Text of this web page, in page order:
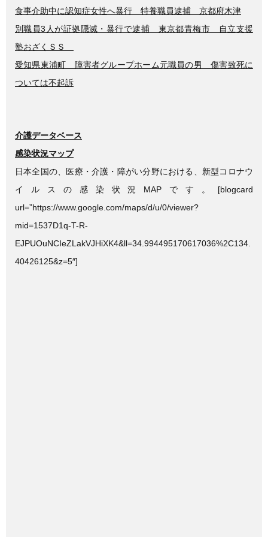
食事介助中に認知症女性へ暴行 特養職員逮捕 京都府木津
別職員3人が証拠隠滅・暴行で逮捕 東京都青梅市 自立支援
塾おざくＳＳ
愛知県東浦町 障害者グループホーム元職員の男 傷害致死に
ついては不起訴
介護データベース
感染状況マップ
日本全国の、医療・介護・障がい分野における、新型コロナウ
イルスの感染状況MAPです。[blogcard
url=”https://www.google.com/maps/d/u/0/viewer?
mid=1537D1q-T-R-
EJPUOuNCIeZLakVJHiXK4&ll=34.994495170617036%2C134.
40426125&z=5″]